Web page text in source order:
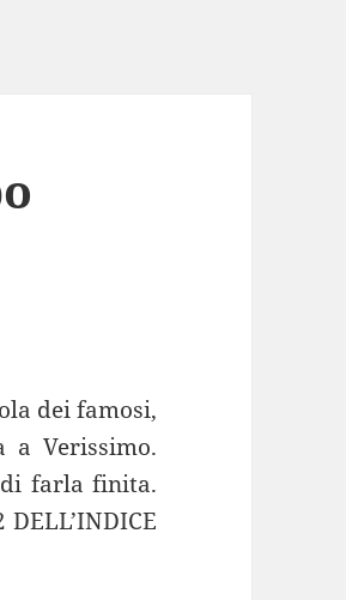
dei famosi,
a Verissimo.
di farla finita.
DELL’INDICE